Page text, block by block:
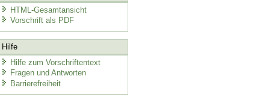
HTML-Gesamtansicht
Vorschrift als PDF
Hilfe
Hilfe zum Vorschriftentext
Fragen und Antworten
Barrierefreiheit